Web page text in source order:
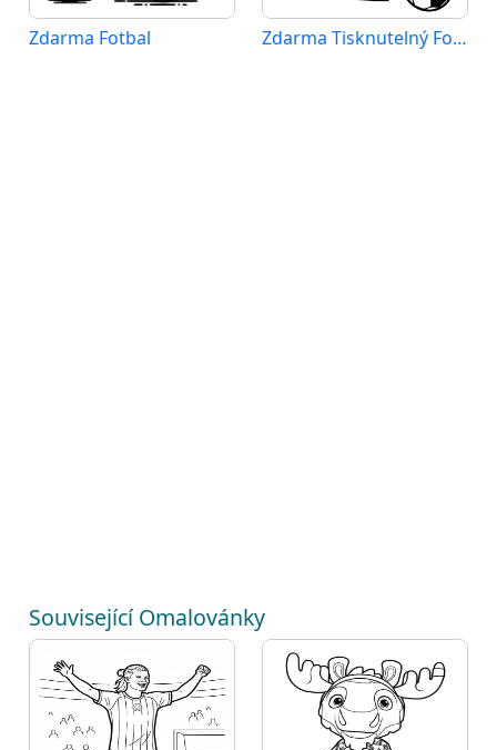
Zdarma Fotbal Zdarma Tisknutelný Fotbal
Související Omalovánky